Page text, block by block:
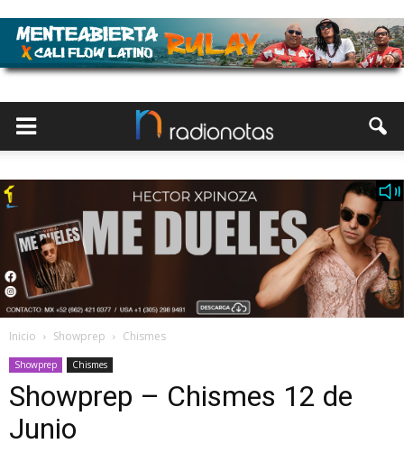
Inicio Showprep Chismes
Showprep Chismes
Showprep – Chismes 12 de
Junio